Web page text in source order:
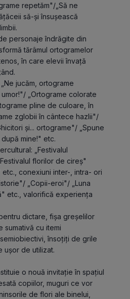
repetăm"/„Să ne
să-şi însuşească
personaje îndrăgite din
tărâmul ortogramelor
în care elevii învaţă
jucăm, ortograme
„Ortograme colorate
pline de culoare, în
zglobii în cântece hazlii"/
şi... ortograme"/ „Spune
mine!" etc.
„Festivalul
florilor de cireş"
etc., conexiuni inter-, intra- ori
„Copii-eroi"/ „Luna
etc., valorifică experienţa
dictare, fişa greşelilor
sumativă cu itemi
însoţiţi de grile
uşor de utilizat.
o nouă invitaţie în spaţiul
copiilor, muguri ce vor
de flori ale binelui,